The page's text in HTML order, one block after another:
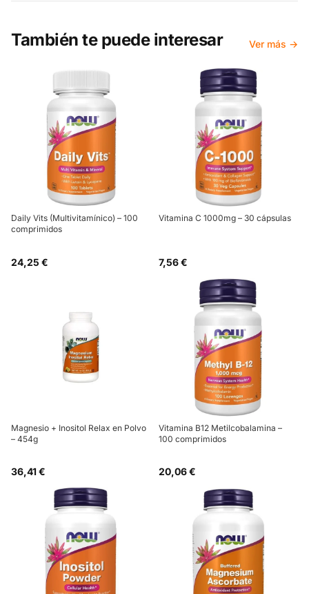
También te puede interesar Ver más →
Daily Vits (Multivitamínico) – 100
comprimidos
24,25 €
Vitamina C 1000mg – 30 cápsulas
7,56 €
Magnesio + Inositol Relax en Polvo
– 454g
36,41 €
Vitamina B12 Metilcobalamina –
100 comprimidos
20,06 €